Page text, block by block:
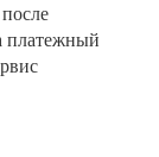
платежный